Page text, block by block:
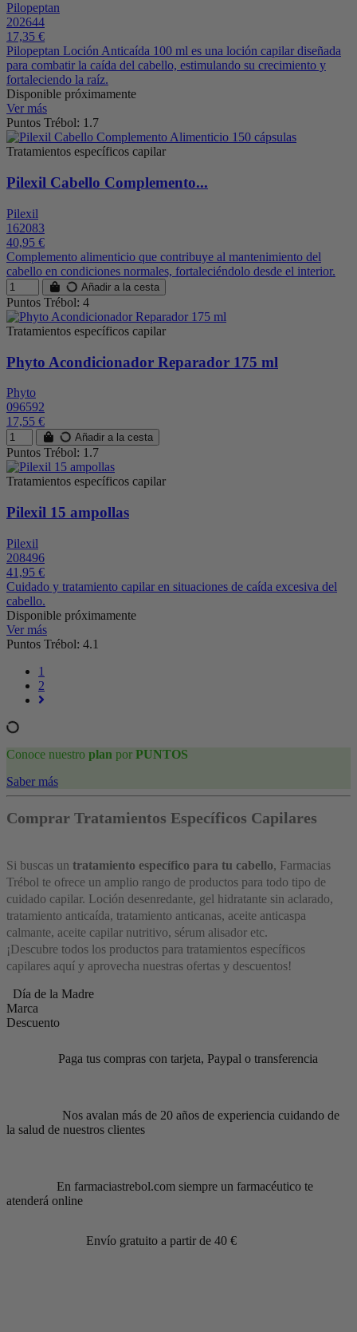
Pilopeptan
202644
17,35 €
Pilopeptan Loción Anticaída 100 ml es una loción capilar diseñada
para combatir la caída del cabello, estimulando su crecimiento y
fortaleciendo la raíz.
Disponible próximamente
Ver más
Puntos Trébol: 1.7
Tratamientos específicos capilar
Pilexil Cabello Complemento...
Pilexil
162083
40,95 €
Complemento alimenticio que contribuye al mantenimiento del
cabello en condiciones normales, fortaleciéndolo desde el interior.
Añadir a la cesta
Puntos Trébol: 4
Tratamientos específicos capilar
Phyto Acondicionador Reparador 175 ml
Phyto
096592
17,55 €
Añadir a la cesta
Puntos Trébol: 1.7
Tratamientos específicos capilar
Pilexil 15 ampollas
Pilexil
208496
41,95 €
Cuidado y tratamiento capilar en situaciones de caída excesiva del
cabello.
Disponible próximamente
Ver más
Puntos Trébol: 4.1
1
2
Conoce nuestro plan por PUNTOS
Saber más
Comprar Tratamientos Específicos Capilares
Si buscas un tratamiento específico para tu cabello, Farmacias
Trébol te ofrece un amplio rango de productos para todo tipo de
cuidado capilar. Loción desenredante, gel hidratante sin aclarado,
tratamiento anticaída, tratamiento anticanas, aceite anticaspa
calmante, aceite capilar nutritivo, sérum alisador etc.
¡Descubre todos los productos para tratamientos específicos
capilares aquí y aprovecha nuestras ofertas y descuentos!
Día de la Madre
Marca
Descuento
Paga tus compras con tarjeta, Paypal o transferencia
Nos avalan más de 20 años de experiencia cuidando de
la salud de nuestros clientes
En farmaciastrebol.com siempre un farmacéutico te
atenderá online
Envío gratuito a partir de 40 €